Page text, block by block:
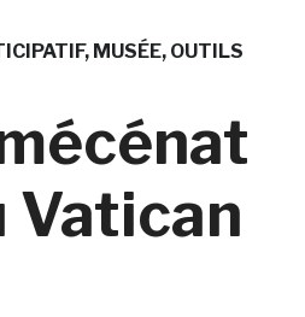
MUSÉE OUTILS
Vatican